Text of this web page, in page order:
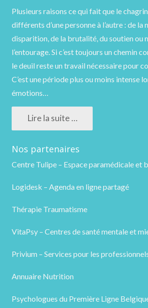
Plusieurs raisons ce qui fait que le
différents d’une personne à l’autre : de la
disparition, de la brutalité, du soutien ou
l’entourage. Si c’est toujours un chemin
le deuil reste un travail nécessaire pour
C’est une période plus ou moins intense
émotions…
Lire la suite …
Nos partenaires
Centre Tulipe – Espace paramédicale et
Logidesk – Agenda en ligne partagé
Thérapie Traumatisme
VitaPsy – Centres de santé mentale et
Privium – Services pour les
Annuaire Nutrition
Psychologues du Première Ligne